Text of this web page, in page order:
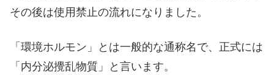
その後は使用禁止の流れになりました。
「環境ホルモン」とは一般的な通称名で、正式には
「内分泌攪乱物質」と言います。